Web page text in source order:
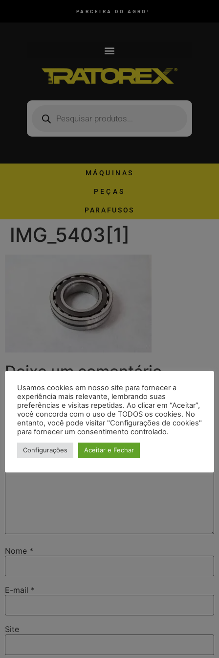
PARCEIRA DO AGRO!
MÁQUINAS
PEÇAS
PARAFUSOS
IMG_5403[1]
Deixe um comentário
O seu endereço de e-mail não será publicado.
obrigatórios são marcados com *
Comentário*
Nome *
E-mail *
Site
Usamos cookies em nosso site para fornecer a
experiência mais relevante, lembrando suas
preferências e visitas repetidas. Ao clicar em “Aceitar”,
você concorda com o uso de TODOS os cookies. No
entanto, você pode visitar "Configurações de cookies"
para fornecer um consentimento controlado.
Configurações Aceitar e Fechar